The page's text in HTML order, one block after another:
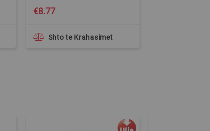
€8.77
Shto te Krahasimet